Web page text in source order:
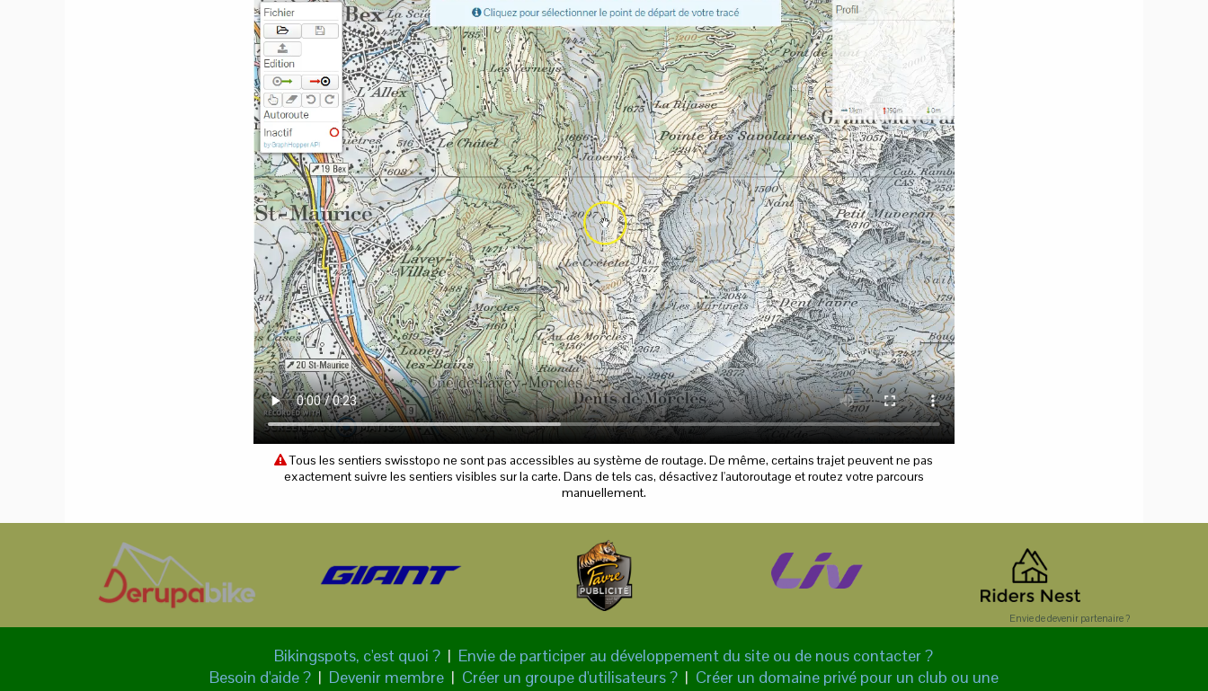
Tous les sentiers swisstopo ne sont pas accessibles au système de routage. De même, certains trajet peuvent ne pas
exactement suivre les sentiers visibles sur la carte. Dans de tels cas, désactivez l'autoroutage et routez votre parcours
manuellement.
Envie de devenir partenaire ?
Bikingspots, c'est quoi ? | Envie de participer au développement du site ou de nous contacter ?
Besoin d'aide ?| Devenir membre| Créer un groupe d'utilisateurs ?| Créer un domaine privé pour un club ou une